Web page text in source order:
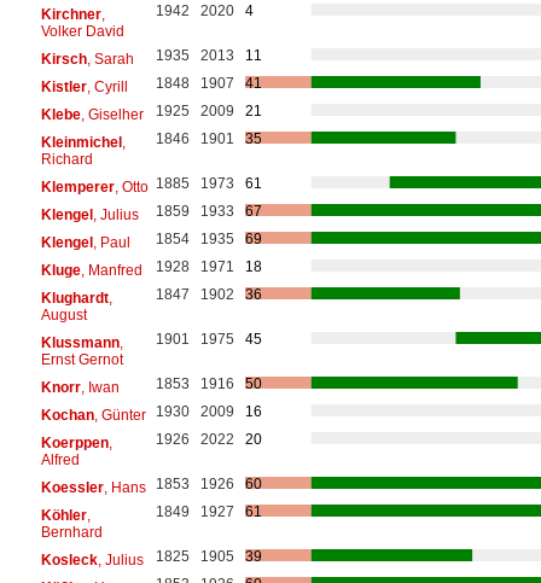
Kirchner,
Volker David
1942 2020 4
Kirsch, Sarah 1935 2013
11
Kistler, Cyrill 1848 1907
41
Klebe, Giselher 1925 2009
21
Kleinmichel,
Richard
1846 1901 35
Klemperer, Otto 1885 1973
61
Klengel, Julius 1859 1933
67
Klengel, Paul 1854 1935
69
Kluge, Manfred 1928 1971
18
Klughardt,
August
1847 1902 36
Klussmann,
Ernst Gernot
1901 1975 45
Knorr, Iwan 1853 1916
50
Kochan, Günter 1930 2009
16
Koerppen,
Alfred
1926 2022 20
Koessler, Hans 1853 1926
60
Köhler,
Bernhard
1849 1927 61
Kosleck, Julius 1825 1905
39